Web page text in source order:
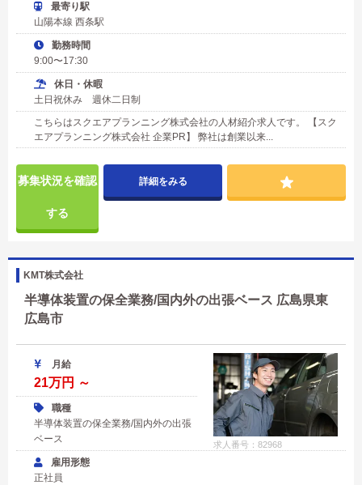
最寄り駅
山陽本線 西条駅
勤務時間
9:00〜17:30
休日・休暇
土日祝休み 週休二日制
こちらはスクエアプランニング株式会社の人材紹介求人です。 【スク
エアプランニング株式会社 企業PR】 弊社は創業以来...
募集状況を確認
する
詳細をみる
KMT株式会社
半導体装置の保全業務/国内外の出張ベース 広島県東
広島市
求人番号：82968
月給
21万円 ～
職種
半導体装置の保全業務/国内外の出張
ベース
雇用形態
正社員